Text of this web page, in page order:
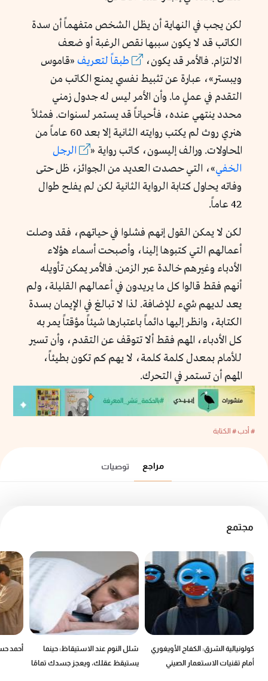
لكن يجب في النهاية أن يظل الشخص متفهماً أن سدة
الكاتب قد لا يكون سببها نقص الرغبة أو ضعف
الالتزام. فالأمر قد يكون،
طبقاً لتعريف «قاموس
ويبستر»، عبارة عن تثبيط نفسي يمنع الكاتب من
التقدم في عملٍ ما. وأن الأمر ليس له جدول زمني
محدد ينتهي عنده، فأحياناً قد يستمر لسنوات. فمثلاً
هنري روث لم يكتب روايته الثانية إلا بعد 60 عاماً من
المحاولات. ورالف إليسون، كاتب رواية «
الرجل
الخفي»، التي حصدت العديد من الجوائز، ظل حتى
وفاته يحاول كتابة الرواية الثانية لكن لم يفلح طوال
42 عاماً.
لكن لا يمكن القول إنهم فشلوا في حياتهم، فقد وصلت
أعمالهم التي كتبوها إلينا، وأصبحت أسماء هؤلاء
الأدباء وغيرهم خالدة عبر الزمن. فالأمر يمكن تأويله
أنهم فقط قالوا كل ما يريدون في أعمالهم القليلة، ولم
يعد لديهم شيء للإضافة. لذا لا تبالغ في الإيمان بسدة
الكتابة، وانظر إليها دائماً باعتبارها شيئاً مؤقتاً يمر به
كل الأدباء، المهم فقط ألا تتوقف عن التقدم، وأن تسير
للأمام بمعدل كلمة كلمة، لا يهم كم تكون بطيئاً،
المهم أن تستمر في التحرك.
# أدب# الكتابة
مراجع توصيات
مجتمع
كولونيالية الشرق: الكفاح الأويغوري
أمام تقنيات الاستعمار الصيني
شلل النوم عند الاستيقاظ: حينما
يستيقظ عقلك، ويعجز جسدك تمامًا
أحمد